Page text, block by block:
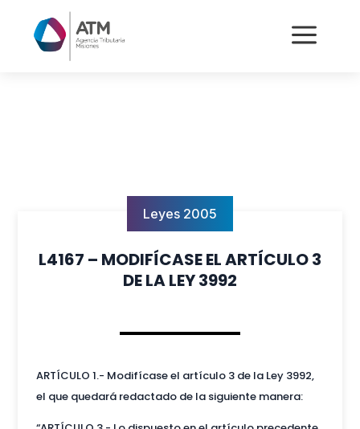
a
Leyes 2005
L4167 – MODIFÍCASE EL ARTÍCULO 3
DE LA LEY 3992
ARTÍCULO 1.- Modifícase el artículo 3 de la Ley 3992,
el que quedará redactado de la siguiente manera: